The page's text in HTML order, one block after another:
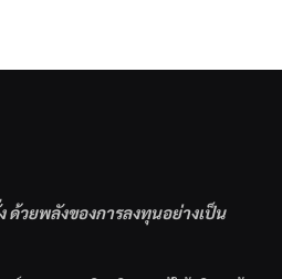
ด้วยพลังของการลงทุนอย่างเป็น